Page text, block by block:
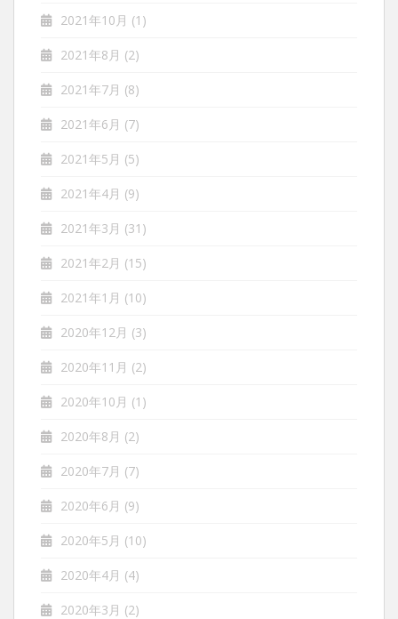
2021年10月 (1)
2021年8月 (2)
2021年7月 (8)
2021年6月 (7)
2021年5月 (5)
2021年4月 (9)
2021年3月 (31)
2021年2月 (15)
2021年1月 (10)
2020年12月 (3)
2020年11月 (2)
2020年10月 (1)
2020年8月 (2)
2020年7月 (7)
2020年6月 (9)
2020年5月 (10)
2020年4月 (4)
2020年3月 (2)